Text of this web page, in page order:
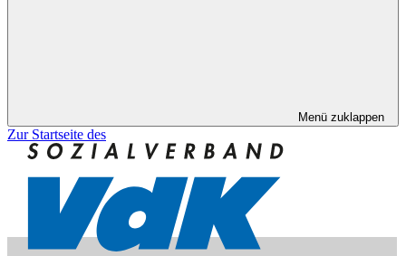
Menü zuklappen
Zur Startseite des